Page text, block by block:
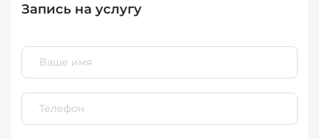
Запись на услугу